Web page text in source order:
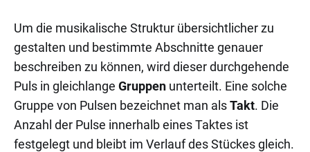
Um die musikalische Struktur übersichtlicher zu
gestalten und bestimmte Abschnitte genauer
beschreiben zu können, wird dieser durchgehende
Puls in gleichlange Gruppen unterteilt. Eine solche
Gruppe von Pulsen bezeichnet man alsTakt. Die
Anzahl der Pulse innerhalb eines Taktes ist
festgelegt und bleibt im Verlauf des Stückes gleich.